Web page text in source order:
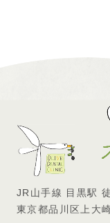
JR山手線 目黒駅
東京都品川区上大